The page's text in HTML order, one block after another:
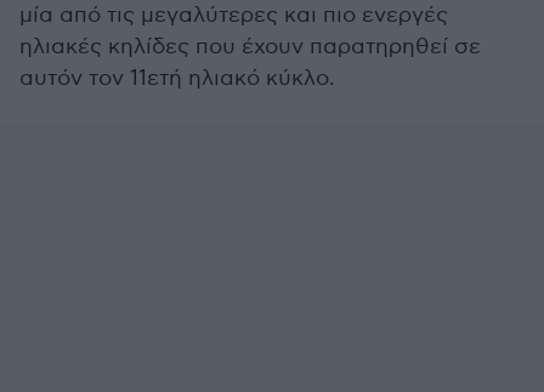
μία από τις μεγαλύτερες και πιο ενεργές
ηλιακές κηλίδες που έχουν παρατηρηθεί σε
αυτόν τον 11ετή ηλιακό κύκλο.